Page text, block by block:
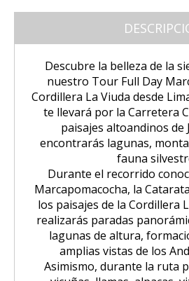
Amanecer en Cusco
Coloniales entre Sillar
Excursión a la Catarata
Naturaleza entre Rocas
Sol
Puno
Tour Isla de los Uros,
Taquile
Tour Salar de Uyuni 2
La Paz | Ruta de la
bicicleta
Copacabana desde la
Tiwanaku desde La Paz
Picchu
Inolvidable a Machu
Tour Machu Picchu,
Colores y Laguna
Tour Machu Picchu 1 Día
Cusco
Salkantay Trek 4D|
hacia Machu Picchu
Salkantay Trek 4D|
hacia Machu Picchu
Salkantay Trek 2D|
Montañas Glaciares y
Tour Perú: Lima –
Tour Machu Picchu
Tour Machu Picchu 4
Choquequirao Trek 4
BLOG
CONTACTANOS
Descubre la belleza de la
nuestro Tour Full Day
Cordillera La Viuda desde
te llevará por la Carretera
paisajes altoandinos de
encontrarás lagunas,
fauna
Durante el recorrido
Marcapomacocha, la
los paisajes de la Cordillera
realizarás paradas
lagunas de altura,
amplias vistas de los
Asimismo, durante la ruta